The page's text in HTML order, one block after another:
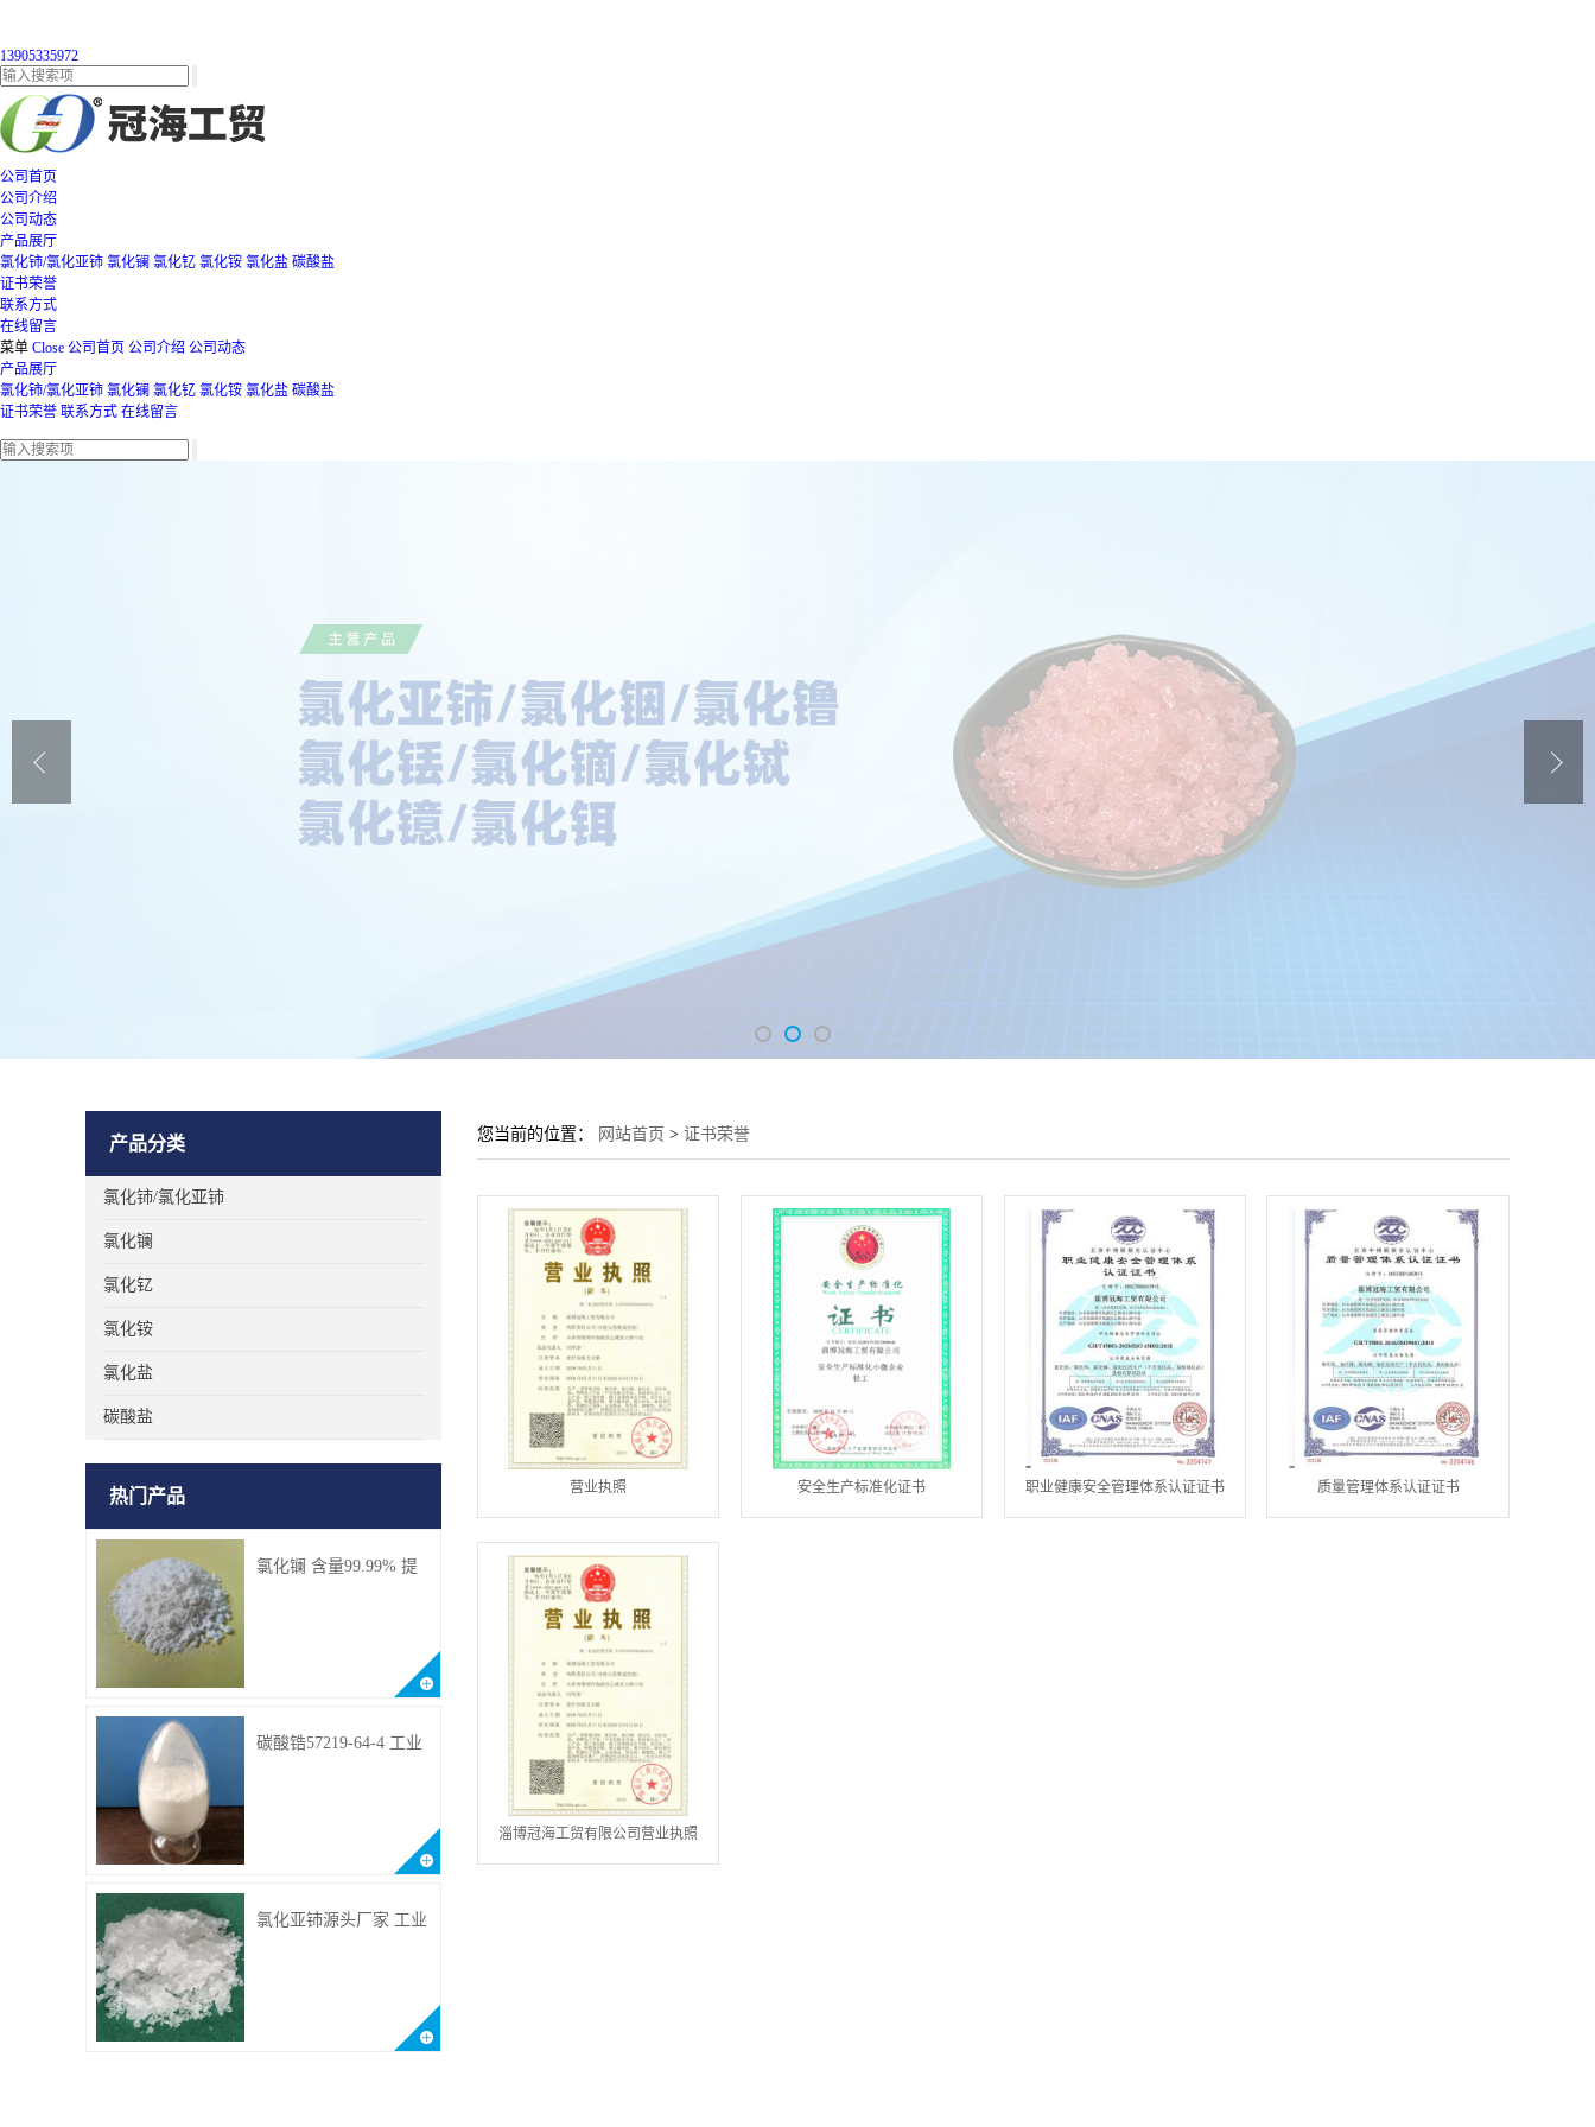
13905335972
公司首页
公司介绍
公司动态
产品展厅
氯化铈/氯化亚铈 氯化镧 氯化钇 氯化铵 氯化盐 碳酸盐
证书荣誉
联系方式
在线留言
菜单 Close 公司首页 公司介绍 公司动态
产品展厅
氯化铈/氯化亚铈 氯化镧 氯化钇 氯化铵 氯化盐 碳酸盐
证书荣誉 联系方式 在线留言
产品分类
氯化铈/氯化亚铈
氯化镧
氯化钇
氯化铵
氯化盐
碳酸盐
热门产品
氯化镧 含量99.99% 提
碳酸锆57219-64-4 工业
氯化亚铈源头厂家 工业
您当前的位置： 网站首页 > 证书荣誉
营业执照 安全生产标准化证书 职业健康安全管理体系认证证书 质量管理体系认证证书
淄博冠海工贸有限公司营业执照